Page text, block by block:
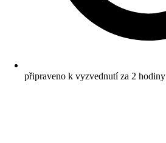
připraveno k vyzvednutí za 2 hodiny